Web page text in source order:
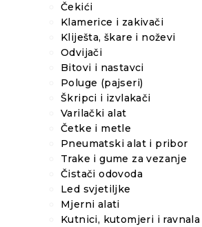
Čekići
Klamerice i zakivači
Kliješta, škare i noževi
Odvijači
Bitovi i nastavci
Poluge (pajseri)
Škripci i izvlakači
Varilački alat
Četke i metle
Pneumatski alat i pribor
Trake i gume za vezanje
Čistači odovoda
Led svjetiljke
Mjerni alati
Kutnici, kutomjeri i ravnala